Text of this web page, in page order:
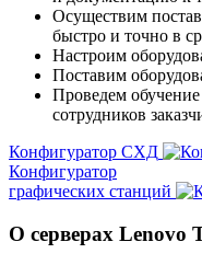
Осуществим
быстро и точно в
Настроим
Поставим
Проведем обучение
сотрудников
Конфигуратор СХД
Конфигуратор
графических станций
О серверах Lenovo